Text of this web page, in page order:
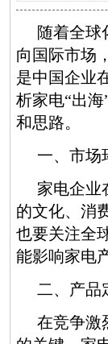
随着全球
向国际市场
是中国企业
析家电“出
和思路。
一、市场
家电企业
的文化、消
也要关注全
能影响家电
二、产品
在竞争激